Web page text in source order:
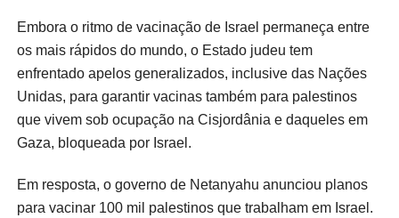
Embora o ritmo de vacinação de Israel permaneça entre
os mais rápidos do mundo, o Estado judeu tem
enfrentado apelos generalizados, inclusive das Nações
Unidas, para garantir vacinas também para palestinos
que vivem sob ocupação na Cisjordânia e daqueles em
Gaza, bloqueada por Israel.
Em resposta, o governo de Netanyahu anunciou planos
para vacinar 100 mil palestinos que trabalham em Israel.